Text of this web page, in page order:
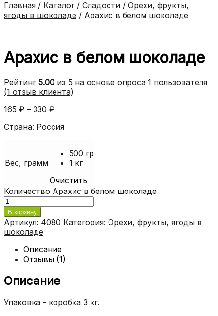
Главная / Каталог/ Сладости / Орехи, фрукты,
ягоды в шоколаде / Арахис в белом шоколаде
Арахис в белом шоколаде
Рейтинг 5.00 из 5 на основе опроса 1 пользователя
(1 отзыв клиента)
165 ₽ – 330 ₽
Страна: Россия
Вес, грамм
500 гр
1 кг
Очистить
Количество Арахис в белом шоколаде
В корзину
Артикул: 4080 Категория: Орехи, фрукты, ягоды в
шоколаде
Описание
Отзывы (1)
Описание
Упаковка - коробка 3 кг.